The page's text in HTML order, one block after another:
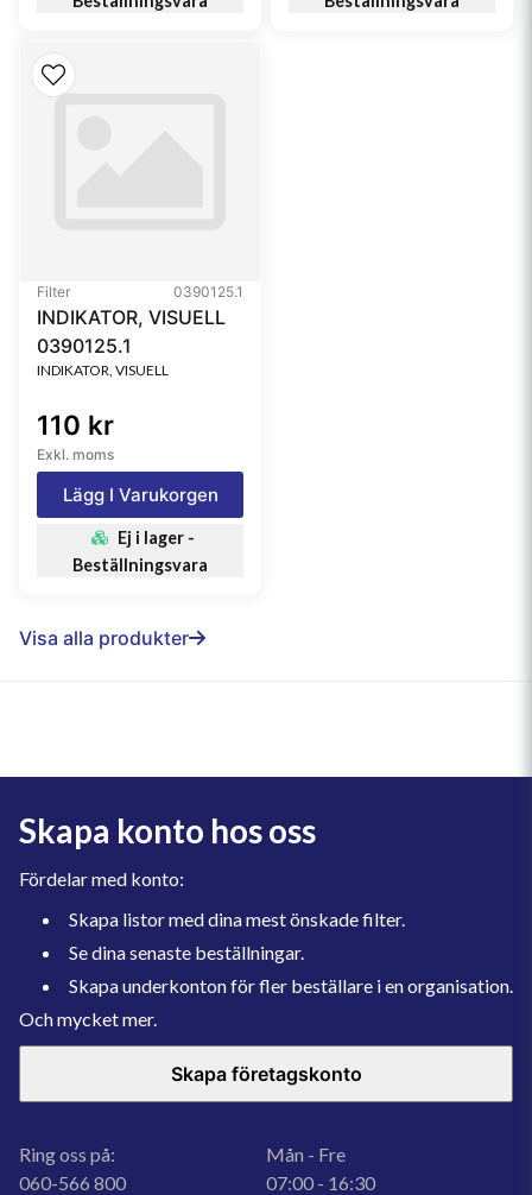
Filter 0390125.1
INDIKATOR, VISUELL
0390125.1
INDIKATOR, VISUELL
110 kr
Exkl. moms
Lägg I Varukorgen
Ej i lager -
Beställningsvara
Visa alla produkter
Skapa konto hos oss
Fördelar med konto:
Skapa listor med dina mest önskade filter.
Se dina senaste beställningar.
Skapa underkonton för fler beställare i en organisation.
Och mycket mer.
Skapa företagskonto
Ring oss på:
060-566 800
Mån - Fre
07:00 - 16:30